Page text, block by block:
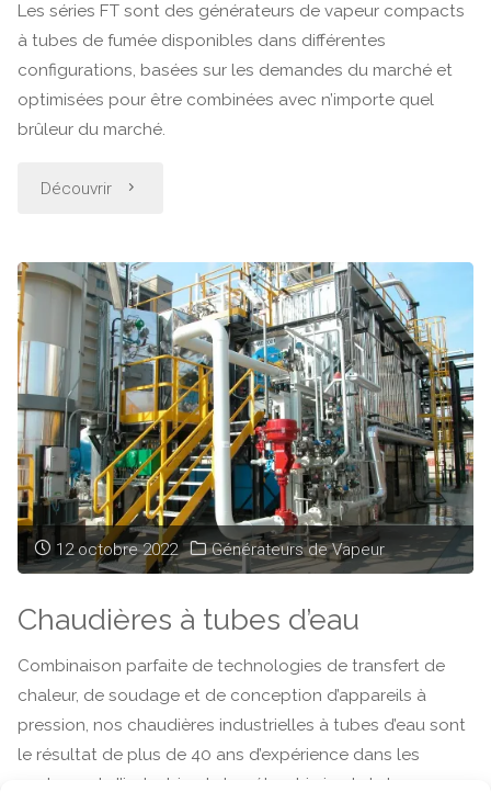
Les séries FT sont des générateurs de vapeur compacts
à tubes de fumée disponibles dans différentes
configurations, basées sur les demandes du marché et
optimisées pour être combinées avec n’importe quel
brûleur du marché.
Découvrir "Chaudières
tubes
de
fumée
–
Série
FT"
12 octobre 2022
Générateurs de Vapeur
Chaudières à tubes d’eau
Combinaison parfaite de technologies de transfert de
chaleur, de soudage et de conception d’appareils à
pression, nos chaudières industrielles à tubes d’eau sont
le résultat de plus de 40 ans d’expérience dans les
secteurs de l’industrie, de la pétrochimie et de la